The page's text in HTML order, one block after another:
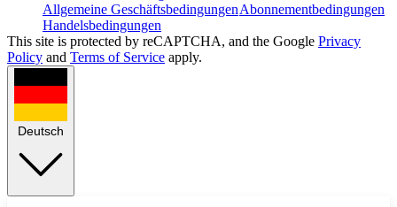
Allgemeine GeschäftsbedingungenAbonnementbedingungen
Handelsbedingungen
This site is protected by reCAPTCHA, and the Google Privacy
Policy and Terms of Service apply.
Deutsch